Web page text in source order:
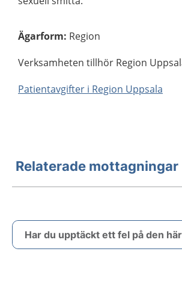
Ägarform: Region
Verksamheten tillhör Region
Patientavgifter i Region Uppsala
Relaterade mottagningar
Har du upptäckt ett fel på den